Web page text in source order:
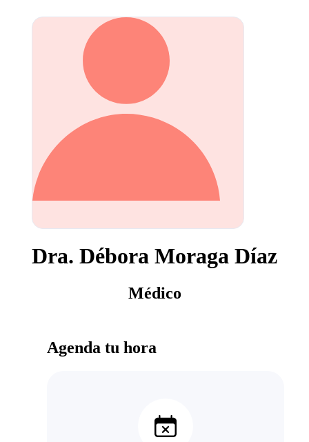
Dra. Débora Moraga Díaz
Médico
Agenda tu hora